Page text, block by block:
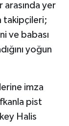
arasında yer
takipçileri;
ve babası
yoğun
imza
pist
Halis